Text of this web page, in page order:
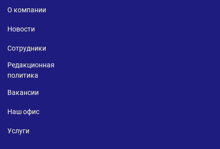
О компании
Новости
Сотрудники
Редакционная
политика
Вакансии
Наш офис
Услуги